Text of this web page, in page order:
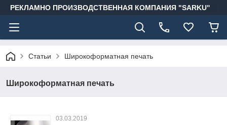
РЕКЛАМНО ПРОИЗВОДСТВЕННАЯ КОМПАНИЯ "SARKU"
Статьи Широкоформатная печать
Широкоформатная печать
03.03.2019